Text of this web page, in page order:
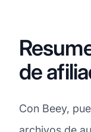
de
Con Beey,